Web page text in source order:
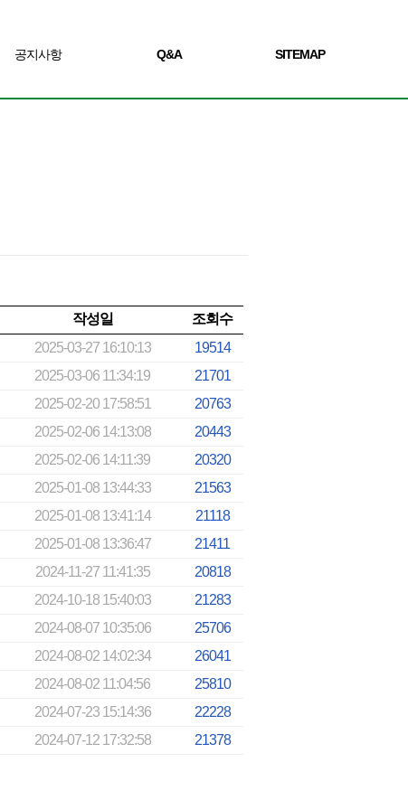
공지사항 Q&A SITEMAP
작성일
조회수
2025-03-27 16:10:13
19514
2025-03-06 11:34:19
21701
2025-02-20 17:58:51
20763
2025-02-06 14:13:08
20443
2025-02-06 14:11:39
20320
2025-01-08 13:44:33
21563
2025-01-08 13:41:14
21118
2025-01-08 13:36:47
21411
2024-11-27 11:41:35
20818
2024-10-18 15:40:03
21283
2024-08-07 10:35:06
25706
2024-08-02 14:02:34
26041
2024-08-02 11:04:56
25810
2024-07-23 15:14:36
22228
2024-07-12 17:32:58 21378